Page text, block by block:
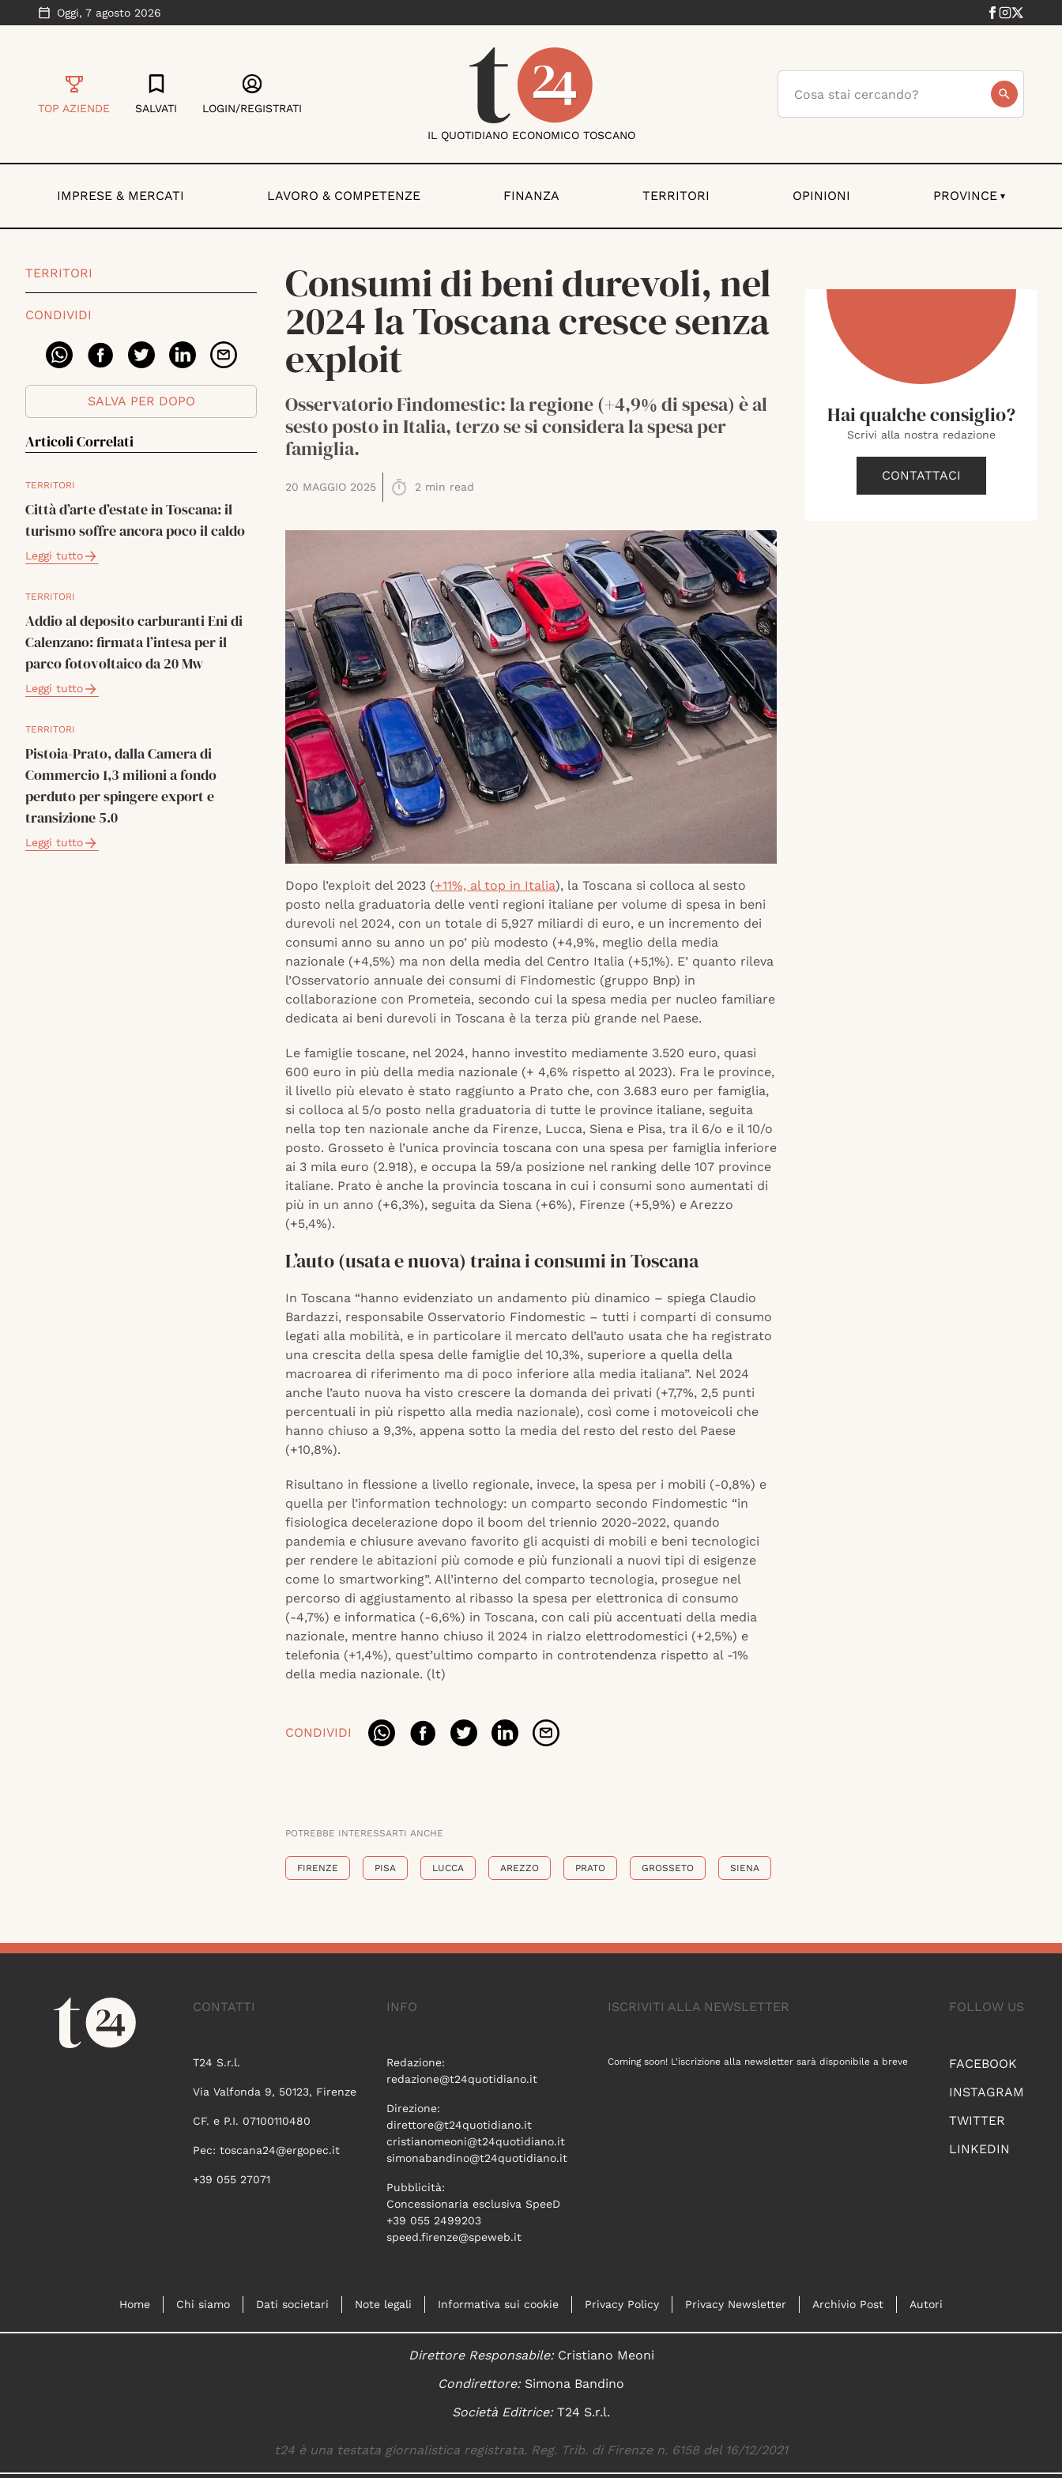
Oggi, 7 agosto 2026
TOP AZIENDE SALVATI LOGIN/REGISTRATI
IL QUOTIDIANO ECONOMICO TOSCANO
IMPRESE & MERCATI LAVORO & COMPETENZE FINANZA TERRITORI OPINIONI PROVINCE ▾
TERRITORI
CONDIVIDI
SALVA PER DOPO
Articoli Correlati
TERRITORI
Città d’arte d’estate in Toscana: il
turismo soffre ancora poco il caldo
Leggi tutto
TERRITORI
Addio al deposito carburanti Eni di
Calenzano: firmata l’intesa per il
parco fotovoltaico da 20 Mw
Leggi tutto
TERRITORI
Pistoia-Prato, dalla Camera di
Commercio 1,3 milioni a fondo
perduto per spingere export e
transizione 5.0
Leggi tutto
Consumi di beni durevoli, nel
2024 la Toscana cresce senza
exploit
Osservatorio Findomestic: la regione (+4,9% di spesa) è al
sesto posto in Italia, terzo se si considera la spesa per
famiglia.
20 MAGGIO 2025 2 min read
Dopo l’exploit del 2023 (+11%, al top in Italia), la Toscana si colloca al sesto
posto nella graduatoria delle venti regioni italiane per volume di spesa in beni
durevoli nel 2024, con un totale di 5,927 miliardi di euro, e un incremento dei
consumi anno su anno un po’ più modesto (+4,9%, meglio della media
nazionale (+4,5%) ma non della media del Centro Italia (+5,1%). E’ quanto rileva
l’Osservatorio annuale dei consumi di Findomestic (gruppo Bnp) in
collaborazione con Prometeia, secondo cui la spesa media per nucleo familiare
dedicata ai beni durevoli in Toscana è la terza più grande nel Paese.
Le famiglie toscane, nel 2024, hanno investito mediamente 3.520 euro, quasi
600 euro in più della media nazionale (+ 4,6% rispetto al 2023). Fra le province,
il livello più elevato è stato raggiunto a Prato che, con 3.683 euro per famiglia,
si colloca al 5/o posto nella graduatoria di tutte le province italiane, seguita
nella top ten nazionale anche da Firenze, Lucca, Siena e Pisa, tra il 6/o e il 10/o
posto. Grosseto è l’unica provincia toscana con una spesa per famiglia inferiore
ai 3 mila euro (2.918), e occupa la 59/a posizione nel ranking delle 107 province
italiane. Prato è anche la provincia toscana in cui i consumi sono aumentati di
più in un anno (+6,3%), seguita da Siena (+6%), Firenze (+5,9%) e Arezzo
(+5,4%).
L’auto (usata e nuova) traina i consumi in Toscana
In Toscana “hanno evidenziato un andamento più dinamico – spiega Claudio
Bardazzi, responsabile Osservatorio Findomestic – tutti i comparti di consumo
legati alla mobilità, e in particolare il mercato dell’auto usata che ha registrato
una crescita della spesa delle famiglie del 10,3%, superiore a quella della
macroarea di riferimento ma di poco inferiore alla media italiana”. Nel 2024
anche l’auto nuova ha visto crescere la domanda dei privati (+7,7%, 2,5 punti
percentuali in più rispetto alla media nazionale), così come i motoveicoli che
hanno chiuso a 9,3%, appena sotto la media del resto del resto del Paese
(+10,8%).
Risultano in flessione a livello regionale, invece, la spesa per i mobili (-0,8%) e
quella per l’information technology: un comparto secondo Findomestic “in
fisiologica decelerazione dopo il boom del triennio 2020-2022, quando
pandemia e chiusure avevano favorito gli acquisti di mobili e beni tecnologici
per rendere le abitazioni più comode e più funzionali a nuovi tipi di esigenze
come lo smartworking”. All’interno del comparto tecnologia, prosegue nel
percorso di aggiustamento al ribasso la spesa per elettronica di consumo
(-4,7%) e informatica (-6,6%) in Toscana, con cali più accentuati della media
nazionale, mentre hanno chiuso il 2024 in rialzo elettrodomestici (+2,5%) e
telefonia (+1,4%), quest’ultimo comparto in controtendenza rispetto al -1%
della media nazionale. (lt)
CONDIVIDI
POTREBBE INTERESSARTI ANCHE
FIRENZE PISA LUCCA AREZZO PRATO GROSSETO SIENA
Hai qualche consiglio?
Scrivi alla nostra redazione
CONTATTACI
CONTATTI
T24 S.r.l.
Via Valfonda 9, 50123, Firenze
CF. e P.I. 07100110480
Pec: toscana24@ergopec.it
+39 055 27071
INFO
Redazione:
redazione@t24quotidiano.it
Direzione:
direttore@t24quotidiano.it
cristianomeoni@t24quotidiano.it
simonabandino@t24quotidiano.it
Pubblicità:
Concessionaria esclusiva SpeeD
+39 055 2499203
speed.firenze@speweb.it
FOLLOW US
FACEBOOK
INSTAGRAM
TWITTER
LINKEDIN
ISCRIVITI ALLA NEWSLETTER
Coming soon! L'iscrizione alla newsletter sarà disponibile a breve
Home Chi siamo Dati societari Note legali Informativa sui cookie Privacy Policy Privacy Newsletter Archivio Post Autori
Direttore Responsabile:Cristiano Meoni
Condirettore:Simona Bandino
Società Editrice:T24 S.r.l.
t24 è una testata giornalistica registrata. Reg. Trib. di Firenze n. 6158 del 16/12/2021